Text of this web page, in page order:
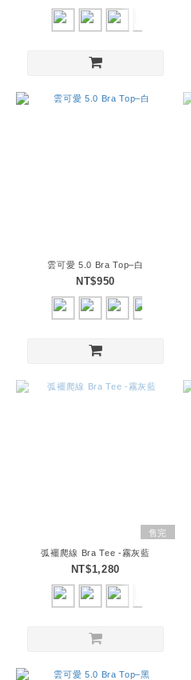
雲可愛 5.0 Bra Top–白
NT$950
售完
弧襬爬線 Bra Tee -霧灰藍
NT$1,280